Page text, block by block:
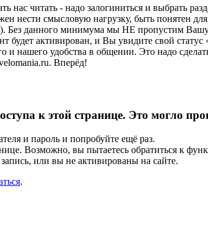
нас читать - надо залогиниться и выбрать
нести смысловую нагрузку, быть понятен
Без данного минимума мы НЕ пропустим
будет активирован, и Вы увидите свой
и нашего удобства в общении. Это надо
Вперёд!
к этой странице. Это могло
и пароль и попробуйте ещё раз.
Возможно, вы пытаетесь обратиться к
или вы не активированы на сайте.
.